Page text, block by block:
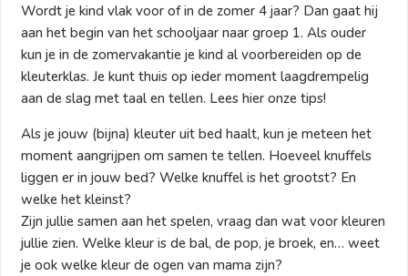
Wordt je kind vlak voor of in de zomer 4 jaar? Dan gaat hij
aan het begin van het schooljaar naar groep 1. Als ouder
kun je in de zomervakantie je kind al voorbereiden op de
kleuterklas. Je kunt thuis op ieder moment laagdrempelig
aan de slag met taal en tellen. Lees hier onze tips!
Als je jouw (bijna) kleuter uit bed haalt, kun je meteen het
moment aangrijpen om samen te tellen. Hoeveel knuffels
liggen er in jouw bed? Welke knuffel is het grootst? En
welke het kleinst?
Zijn jullie samen aan het spelen, vraag dan wat voor kleuren
jullie zien. Welke kleur is de bal, de pop, je broek, en… weet
je ook welke kleur de ogen van mama zijn?